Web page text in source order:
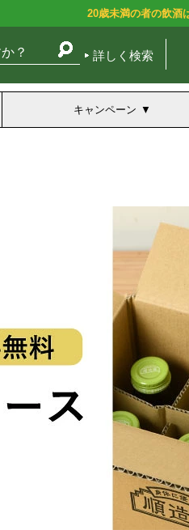
20歳未満の者の飲酒
詳しく検索
キャンペーン